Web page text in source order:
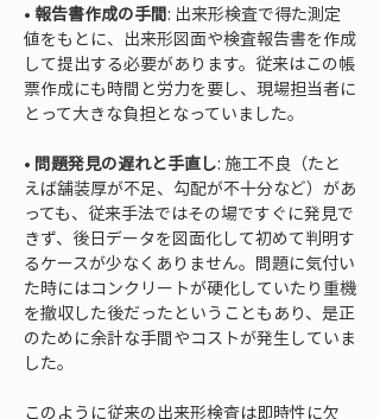
• 報告書作成の手間: 出来形検査で得た測定
値をもとに、出来形図面や検査報告書を作成
して提出する必要があります。従来はこの帳
票作成にも時間と労力を要し、現場担当者に
• 問題発見の遅れと手直し: 施工不良（たと
えば舗装厚が不足、勾配が不十分など）があ
っても、従来手法ではその場ですぐに発見で
きず、後日データを図面化して初めて判明す
るケースが少なくありません。問題に気付い
た時にはコンクリートが硬化していたり重機
を撤収した後だったということもあり、是正
のために余計な手間やコストが発生していま
した。
このように従来の出来形検査は即時性に欠